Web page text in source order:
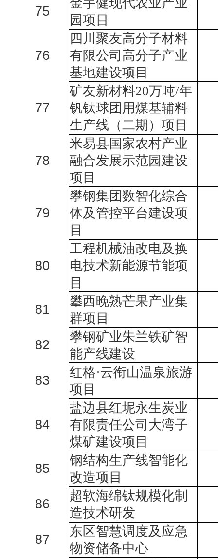
75
金芋健现代农业产业
园项目
76
四川聚友高分子材料
有限公司高分子产业
基地建设项目
77
矿友新材料20万吨/年
钒钛球团用煤基辅料
生产线（二期）项目
78
米易县国家农村产业
融合发展示范园建设
项目
79
攀钢集团数智化综合
体及管控平台建设项
目
80
工程机械油改电及换
电技术新能源节能项
目
81
攀西晚熟芒果产业集
群项目
82
攀钢矿业朱兰铁矿智
能产线建设
83
红格·云衔山温泉旅游
项目
84
盐边县红坭永生炭业
有限责任公司大湾子
煤矿建设项目
85
钢结构生产线智能化
改造项目
86
超软海绵钛规模化制
造技术研发
87
东区智慧调度及应急
物资储备中心